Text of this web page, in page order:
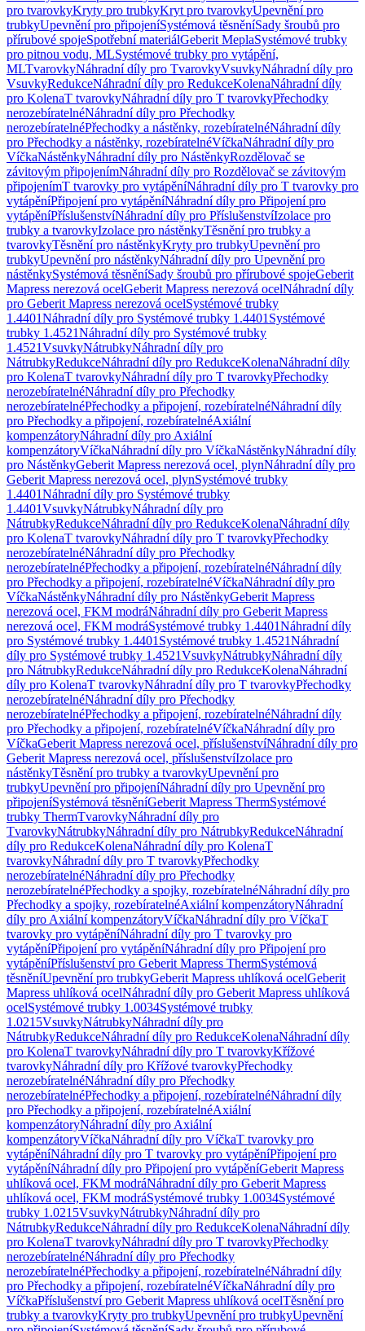
pro tvarovkyKryty pro trubkyKryt pro tvarovkyUpevnění pro
trubkyUpevnění pro připojeníSystémová těsněníSady šroubů pro
přírubové spojeSpotřební materiálGeberit MeplaSystémové trubky
pro pitnou vodu, MLSystémové trubky pro vytápění,
MLTvarovkyNáhradní díly pro TvarovkyVsuvkyNáhradní díly pro
VsuvkyRedukceNáhradní díly pro RedukceKolenaNáhradní díly
pro KolenaT tvarovkyNáhradní díly pro T tvarovkyPřechodky
nerozebíratelnéNáhradní díly pro Přechodky
nerozebíratelnéPřechodky a nástěnky, rozebíratelnéNáhradní díly
pro Přechodky a nástěnky, rozebíratelnéVíčkaNáhradní díly pro
VíčkaNástěnkyNáhradní díly pro NástěnkyRozdělovač se
závitovým připojenímNáhradní díly pro Rozdělovač se závitovým
připojenímT tvarovky pro vytápěníNáhradní díly pro T tvarovky pro
vytápěníPřipojení pro vytápěníNáhradní díly pro Připojení pro
vytápěníPříslušenstvíNáhradní díly pro PříslušenstvíIzolace pro
trubky a tvarovkyIzolace pro nástěnkyTěsnění pro trubky a
tvarovkyTěsnění pro nástěnkyKryty pro trubkyUpevnění pro
trubkyUpevnění pro nástěnkyNáhradní díly pro Upevnění pro
nástěnkySystémová těsněníSady šroubů pro přírubové spojeGeberit
Mapress nerezová ocelGeberit Mapress nerezová ocelNáhradní díly
pro Geberit Mapress nerezová ocelSystémové trubky
1.4401Náhradní díly pro Systémové trubky 1.4401 Systémové
trubky 1.4521Náhradní díly pro Systémové trubky
1.4521VsuvkyNátrubkyNáhradní díly pro
NátrubkyRedukceNáhradní díly pro RedukceKolenaNáhradní díly
pro KolenaT tvarovkyNáhradní díly pro T tvarovkyPřechodky
nerozebíratelnéNáhradní díly pro Přechodky
nerozebíratelnéPřechodky a připojení, rozebíratelnéNáhradní díly
pro Přechodky a připojení, rozebíratelnéAxiální
kompenzátoryNáhradní díly pro Axiální
kompenzátoryVíčkaNáhradní díly pro VíčkaNástěnkyNáhradní díly
pro NástěnkyGeberit Mapress nerezová ocel, plynNáhradní díly pro
Geberit Mapress nerezová ocel, plynSystémové trubky
1.4401Náhradní díly pro Systémové trubky
1.4401VsuvkyNátrubkyNáhradní díly pro
NátrubkyRedukceNáhradní díly pro RedukceKolenaNáhradní díly
pro KolenaT tvarovkyNáhradní díly pro T tvarovkyPřechodky
nerozebíratelnéNáhradní díly pro Přechodky
nerozebíratelnéPřechodky a připojení, rozebíratelnéNáhradní díly
pro Přechodky a připojení, rozebíratelnéVíčkaNáhradní díly pro
VíčkaNástěnkyNáhradní díly pro NástěnkyGeberit Mapress
nerezová ocel, FKM modráNáhradní díly pro Geberit Mapress
nerezová ocel, FKM modráSystémové trubky 1.4401Náhradní díly
pro Systémové trubky 1.4401 Systémové trubky 1.4521Náhradní
díly pro Systémové trubky 1.4521VsuvkyNátrubkyNáhradní díly
pro NátrubkyRedukceNáhradní díly pro RedukceKolenaNáhradní
díly pro KolenaT tvarovkyNáhradní díly pro T tvarovkyPřechodky
nerozebíratelnéNáhradní díly pro Přechodky
nerozebíratelnéPřechodky a připojení, rozebíratelnéNáhradní díly
pro Přechodky a připojení, rozebíratelnéVíčkaNáhradní díly pro
VíčkaGeberit Mapress nerezová ocel, příslušenstvíNáhradní díly pro
Geberit Mapress nerezová ocel, příslušenstvíIzolace pro
nástěnkyTěsnění pro trubky a tvarovkyUpevnění pro
trubkyUpevnění pro připojeníNáhradní díly pro Upevnění pro
připojeníSystémová těsněníGeberit Mapress ThermSystémové
trubky ThermTvarovkyNáhradní díly pro
TvarovkyNátrubkyNáhradní díly pro NátrubkyRedukceNáhradní
díly pro RedukceKolenaNáhradní díly pro KolenaT
tvarovkyNáhradní díly pro T tvarovkyPřechodky
nerozebíratelnéNáhradní díly pro Přechodky
nerozebíratelnéPřechodky a spojky, rozebíratelnéNáhradní díly pro
Přechodky a spojky, rozebíratelnéAxiální kompenzátoryNáhradní
díly pro Axiální kompenzátoryVíčkaNáhradní díly pro VíčkaT
tvarovky pro vytápěníNáhradní díly pro T tvarovky pro
vytápěníPřipojení pro vytápěníNáhradní díly pro Připojení pro
vytápěníPříslušenství pro Geberit Mapress ThermSystémová
těsněníUpevnění pro trubkyGeberit Mapress uhlíková ocelGeberit
Mapress uhlíková ocelNáhradní díly pro Geberit Mapress uhlíková
ocelSystémové trubky 1.0034Systémové trubky
1.0215VsuvkyNátrubkyNáhradní díly pro
NátrubkyRedukceNáhradní díly pro RedukceKolenaNáhradní díly
pro KolenaT tvarovkyNáhradní díly pro T tvarovkyKřížové
tvarovkyNáhradní díly pro Křížové tvarovkyPřechodky
nerozebíratelnéNáhradní díly pro Přechodky
nerozebíratelnéPřechodky a připojení, rozebíratelnéNáhradní díly
pro Přechodky a připojení, rozebíratelnéAxiální
kompenzátoryNáhradní díly pro Axiální
kompenzátoryVíčkaNáhradní díly pro VíčkaT tvarovky pro
vytápěníNáhradní díly pro T tvarovky pro vytápěníPřipojení pro
vytápěníNáhradní díly pro Připojení pro vytápěníGeberit Mapress
uhlíková ocel, FKM modráNáhradní díly pro Geberit Mapress
uhlíková ocel, FKM modráSystémové trubky 1.0034Systémové
trubky 1.0215VsuvkyNátrubkyNáhradní díly pro
NátrubkyRedukceNáhradní díly pro RedukceKolenaNáhradní díly
pro KolenaT tvarovkyNáhradní díly pro T tvarovkyPřechodky
nerozebíratelnéNáhradní díly pro Přechodky
nerozebíratelnéPřechodky a připojení, rozebíratelnéNáhradní díly
pro Přechodky a připojení, rozebíratelnéVíčkaNáhradní díly pro
VíčkaPříslušenství pro Geberit Mapress uhlíková ocelTěsnění pro
trubky a tvarovkyKryty pro trubkyUpevnění pro trubkyUpevnění